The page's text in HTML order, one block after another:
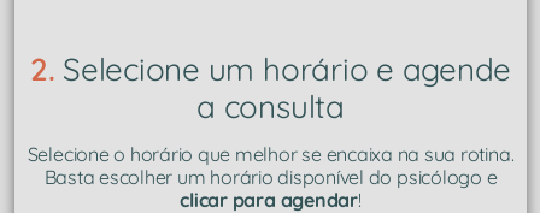
2. Selecione um horário e agende
a consulta
Selecione o horário que melhor se encaixa na sua rotina.
Basta escolher um horário disponível do psicólogo e
clicar para agendar!